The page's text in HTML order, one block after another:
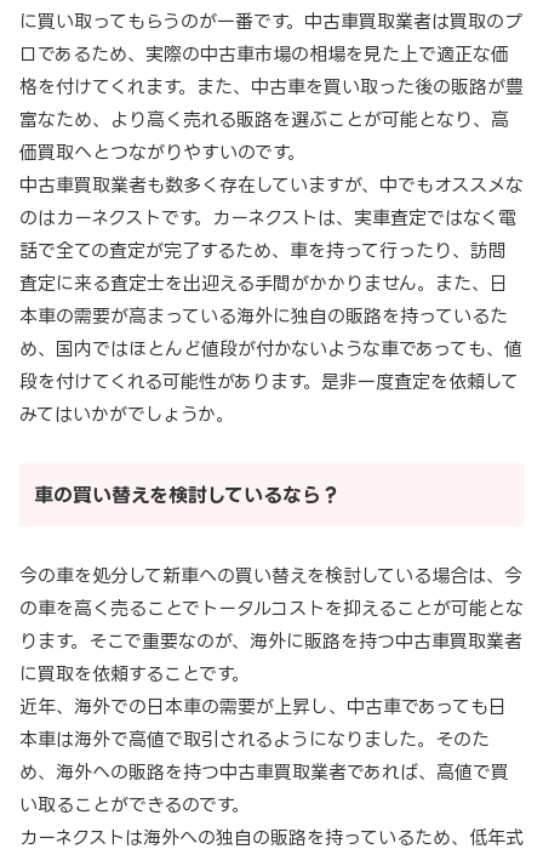
に買い取ってもらうのが一番です。中古車買取業者は買取のプ
ロであるため、実際の中古車市場の相場を見た上で適正な価
格を付けてくれます。また、中古車を買い取った後の販路が豊
富なため、より高く売れる販路を選ぶことが可能となり、高
価買取へとつながりやすいのです。
中古車買取業者も数多く存在していますが、中でもオススメな
のはカーネクストです。カーネクストは、実車査定ではなく電
話で全ての査定が完了するため、車を持って行ったり、訪問
査定に来る査定士を出迎える手間がかかりません。また、日
本車の需要が高まっている海外に独自の販路を持っているた
め、国内ではほとんど値段が付かないような車であっても、値
段を付けてくれる可能性があります。是非一度査定を依頼して
みてはいかがでしょうか。
車の買い替えを検討しているなら？
今の車を処分して新車への買い替えを検討している場合は、今
の車を高く売ることでトータルコストを抑えることが可能とな
ります。そこで重要なのが、海外に販路を持つ中古車買取業者
に買取を依頼することです。
近年、海外での日本車の需要が上昇し、中古車であっても日
本車は海外で高値で取引されるようになりました。そのた
め、海外への販路を持つ中古車買取業者であれば、高値で買
い取ることができるのです。
カーネクストは海外への独自の販路を持っているため、低年式